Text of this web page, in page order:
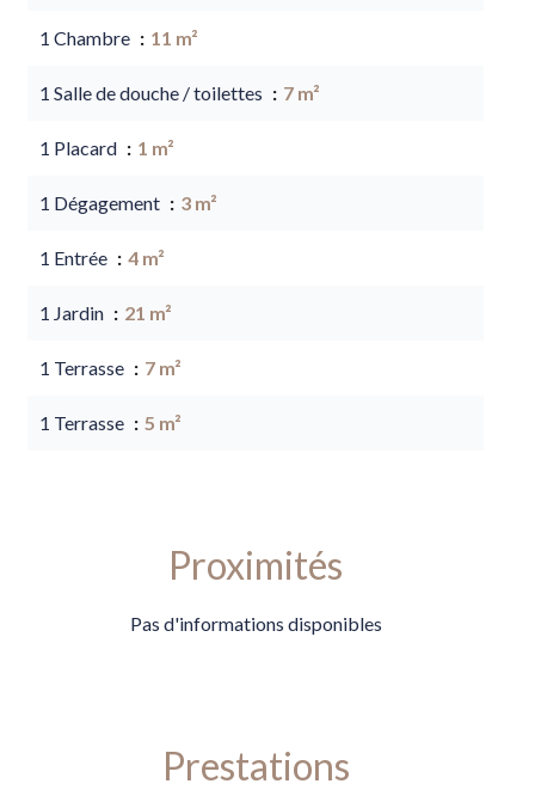
1 Chambre 11 m²
1 Salle de douche / toilettes 7 m²
1 Placard 1 m²
1 Dégagement 3 m²
1 Entrée 4 m²
1 Jardin 21 m²
1 Terrasse 7 m²
1 Terrasse 5 m²
Proximités
Pas d'informations disponibles
Prestations